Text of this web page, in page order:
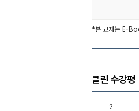
*본 교재는 E-
클린 수강평
2